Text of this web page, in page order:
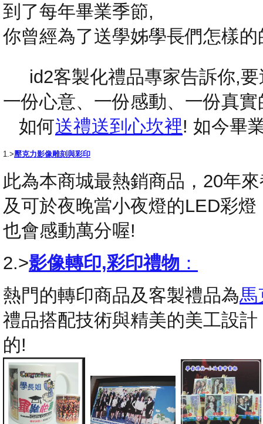
到了每年畢業季節,
你曾經為了送學姊學長們怎樣
id2客製化禮品專家告訴你,要
一份心意、一份感動、一份真
如何送禮送到心坎裡! 如今畢
1.>壓克力影像雕刻與彩印
此為本商城最熱銷商品，20年
及可於夜晚當小夜燈的LED彩
也會感動萬分喔!
2.>影像轉印,彩印禮物 ：
熱門的轉印商品及客製禮品為馬
禮品搭配技術與精美的美工設
的!